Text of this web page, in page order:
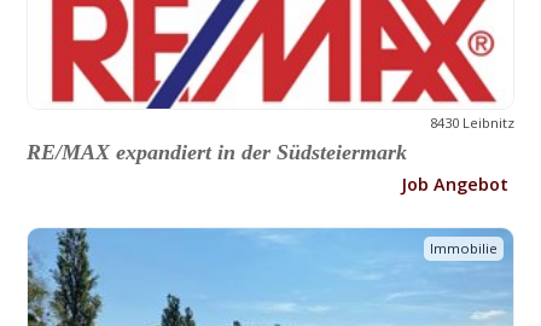
8430 Leibnitz
RE/MAX expandiert in der Südsteiermark
Job Angebot
Immobilie